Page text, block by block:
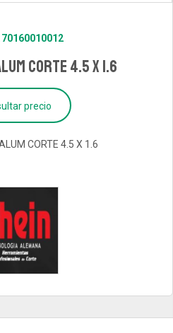
70160010012
CORTE 4.5 X 1.6
precio
CORTE 4.5 X 1.6